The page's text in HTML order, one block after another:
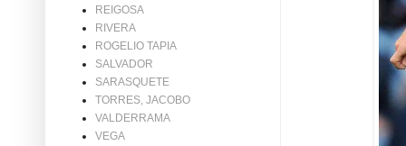
REIGOSA
RIVERA
ROGELIO TAPIA
SALVADOR
SARASQUETE
TORRES, JACOBO
VALDERRAMA
VEGA